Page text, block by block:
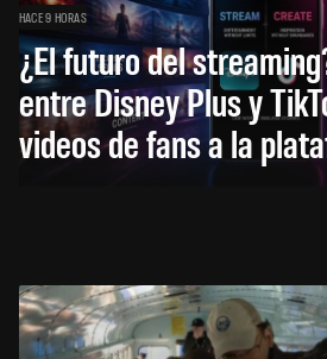
HACE 9 HORAS
¿El futuro del
entre Disney Plus y
videos de fans a la